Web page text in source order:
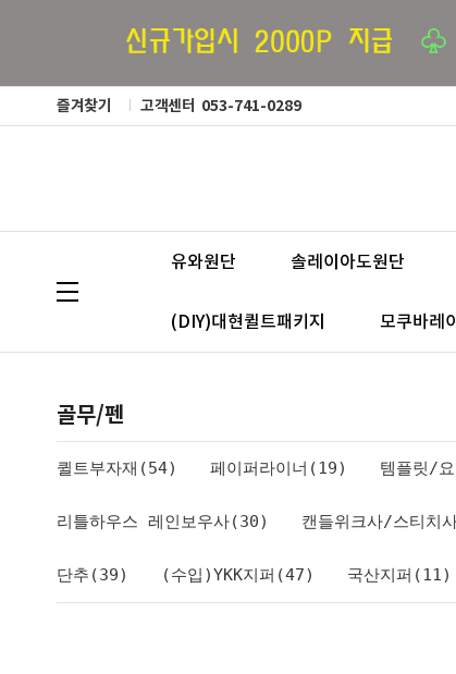
즐겨찾기 고객센터 053-741-0289
유와원단 솔레이아도원단
(DIY)대현퀼트패키지 모쿠바레
골무/펜
퀼트부자재(54) 페이퍼라이너(19) 템플릿/
리틀하우스 레인보우사(30) 캔들위크사/스티치
단추(39) (수입)YKK지퍼(47) 국산지퍼(11)